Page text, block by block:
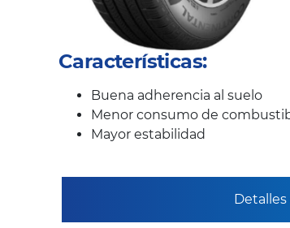
Características:
Buena adherencia al suelo
Menor consumo de
Mayor estabilidad